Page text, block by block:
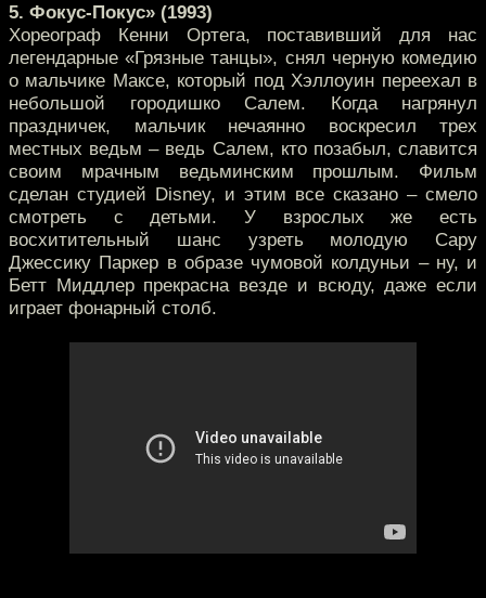
5. Фокус-Покус» (1993)
Хореограф Кенни Ортега, поставивший для нас
легендарные «Грязные танцы», снял черную комедию
о мальчике Максе, который под Хэллоуин переехал в
небольшой городишко Салем. Когда нагрянул
праздничек, мальчик нечаянно воскресил трех
местных ведьм – ведь Салем, кто позабыл, славится
своим мрачным ведьминским прошлым. Фильм
сделан студией Disney, и этим все сказано – смело
смотреть с детьми. У взрослых же есть
восхитительный шанс узреть молодую Сару
Джессику Паркер в образе чумовой колдуньи – ну, и
Бетт Миддлер прекрасна везде и всюду, даже если
играет фонарный столб.